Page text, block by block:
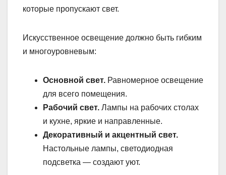
которые пропускают свет.
Искусственное освещение должно быть гибким
и многоуровневым:
Основной свет. Равномерное освещение
для всего помещения.
Рабочий свет. Лампы на рабочих столах
и кухне, яркие и направленные.
Декоративный и акцентный свет.
Настольные лампы, светодиодная
подсветка — создают уют.